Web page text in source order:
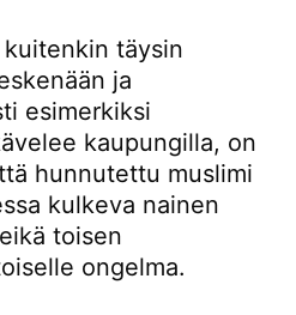
täysin
ja
esimerkiksi
kaupungilla, on
hunnutettu muslimi
kulkeva nainen
toisen
ongelma.